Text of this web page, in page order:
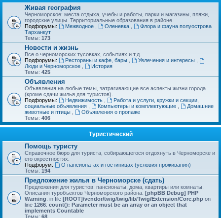
с
Живая география
Черноморское: места отдыха, учебы и работы, парки и магазины, пляжи,
городские улицы. Территориальные образования в районе.
Подфорумы:
Межводное Оленевка
Флора и фауна полуострова
Тарханкут
Темы: 173
Новости и жизнь
Все о черноморских тусовках, событиях и т.д.
Подфорумы:
Рестораны и кафе, бары Увлечения и интересы
Люди и Черноморское
История
Темы: 425
Объявления
Объявления на любые темы, затрагивающие все аспекты жизни города
(кроме сдачи жилья для туристов).
Подфорумы:
Недвижимость
Работа и услуги, кружки и секции,
социальные объявления
Компьютеры и комплектующие
Домашние
животные и птицы
Объявления о пропаже
Темы: 406
Туристический
Помощь туристу
Справочное бюро для туриста, собирающегося отдохнуть в Черноморске и
его окрестностях.
Подфорум:
О пансионатах и гостиницах (условия проживания)
Темы: 194
Предложение жилья в Черноморске (сдать)
Предложения для туристов: пансионаты, дома, квартиры или комнаты.
Описания туробъектов Черноморского района. [phpBB Debug] PHP
Warning: in file [ROOT]/vendor/twig/twig/lib/Twig/Extension/Core.php on
line 1266: count(): Parameter must be an array or an object that
implements Countable
Темы: 68